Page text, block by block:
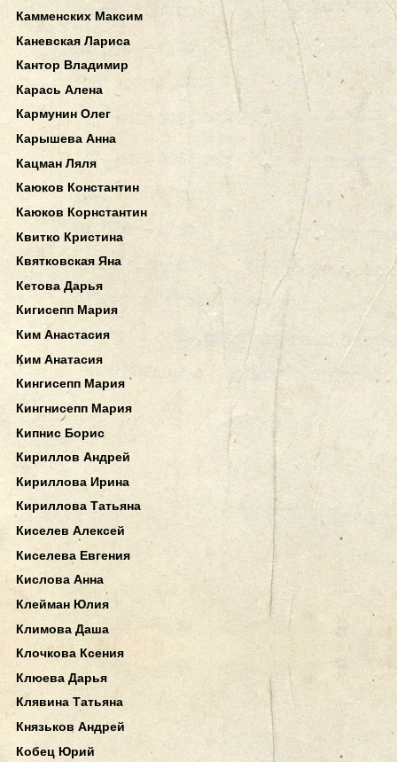
Камменских Максим
Каневская Лариса
Кантор Владимир
Карась Алена
Кармунин Олег
Карышева Анна
Кацман Ляля
Каюков Константин
Каюков Корнстантин
Квитко Кристина
Квятковская Яна
Кетова Дарья
Кигисепп Мария
Ким Анастасия
Ким Анатасия
Кингисепп Мария
Кингнисепп Мария
Кипнис Борис
Кириллов Андрей
Кириллова Ирина
Кириллова Татьяна
Киселев Алексей
Киселева Евгения
Кислова Анна
Клейман Юлия
Климова Даша
Клочкова Ксения
Клюева Дарья
Клявина Татьяна
Князьков Андрей
Кобец Юрий